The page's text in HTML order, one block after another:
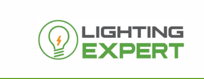
περιεχόμενο